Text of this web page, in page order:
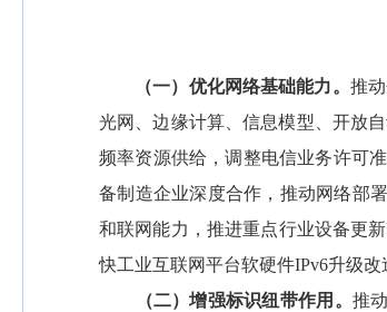
（一）优化网络基础能力。 推
光网、边缘计算、信息模型、开放
频率资源供给，调整电信业务许可
备制造企业深度合作，推动网络部
和联网能力，推进重点行业设备更
快工业互联网平台软硬件IPv6升级改
（二）增强标识纽带作用。 推